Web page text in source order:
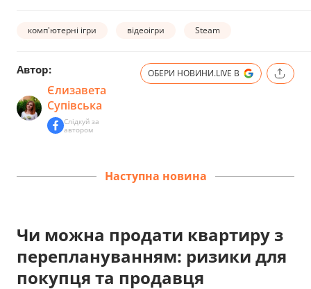
комп'ютерні ігри відеоігри Steam
Автор:
Єлизавета
Супівська
Слідкуй за
автором
ОБЕРИ НОВИНИ.LIVE В
Наступна новина
Чи можна продати квартиру з
переплануванням: ризики для
покупця та продавця